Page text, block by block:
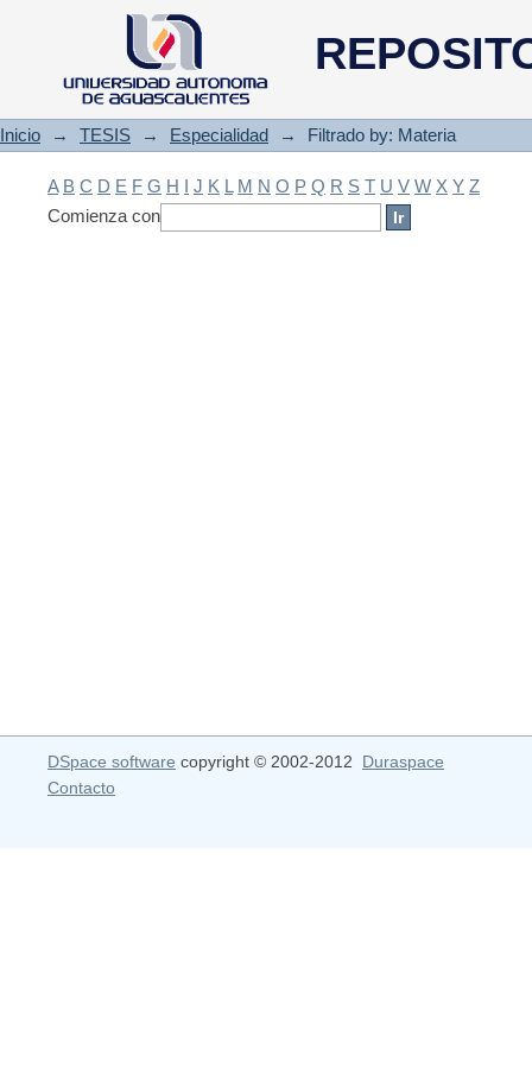
Filtrado by: Materia
Inicio → TESIS → Especialidad → Filtrado by: Materia
A B C D E F G H I J K L M N O P Q R S T U V W X Y Z
Comienza con
DSpace software copyright © 2002-2012 Duraspace
Contacto